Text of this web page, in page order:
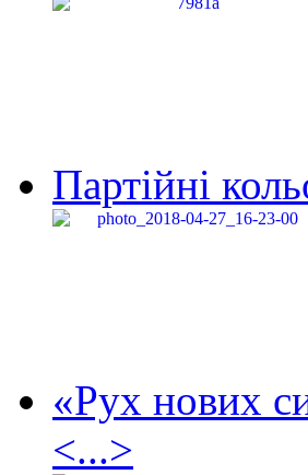
Партійні
«Рух нових
<...>